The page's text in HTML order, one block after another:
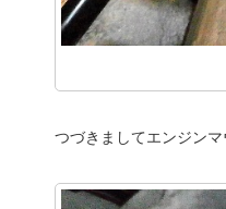
つづきましてエンジン